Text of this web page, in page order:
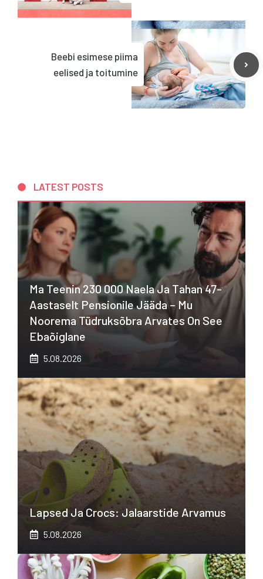
Beebi esimese piima
eelised ja toitumine
LATEST POSTS
Ma Teenin 230 000 Naela Ja Tahan 47-
Aastaselt Pensionile Jääda – Mu
Noorema Tüdruksõbra Arvates On See
Ebaõiglane
5.08.2026
Lapsed Ja Crocs: Jalaarstide Arvamus
5.08.2026